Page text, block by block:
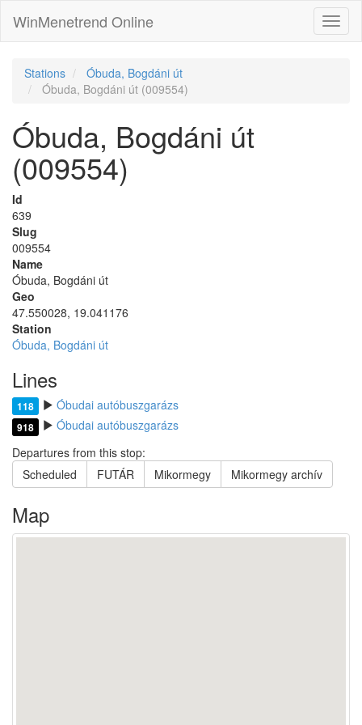
WinMenetrend Online
Stations
Óbuda, Bogdáni út
Óbuda, Bogdáni út (009554)
Óbuda, Bogdáni út
(009554)
Id
639
Slug
009554
Name
Óbuda, Bogdáni út
Geo
47.550028, 19.041176
Station
Óbuda, Bogdáni út
Lines
118 Óbudai autóbuszgarázs
918
Óbudai autóbuszgarázs
Departures from this stop:
Scheduled
FUTÁR Mikormegy Mikormegy archív
Map